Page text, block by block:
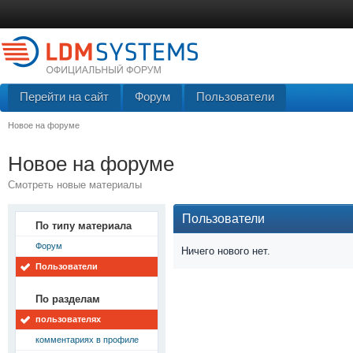
Перейти на сайт Форум Пользователи
Новое на форуме
Новое на форуме
Смотреть новые материалы
По типу материала
Форум
Пользователи
По разделам
пользователях
комментариях в профиле
Пользователи
Ничего нового нет.